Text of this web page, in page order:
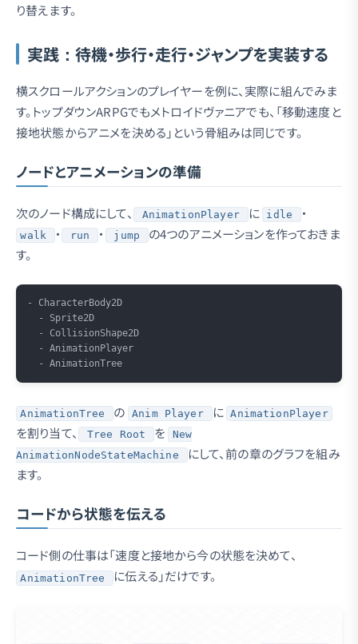
り替えます。
実践：待機・歩行・走行・ジャンプを実装する
横スクロールアクションのプレイヤーを例に、実際に組んでみま
す。トップダウンARPGでもメトロイドヴァニアでも、「移動速度と
接地状態からアニメを決める」という骨組みは同じです。
ノードとアニメーションの準備
次のノード構成にして、 AnimationPlayer に idle ・
walk ・ run ・ jump
の4つのアニメーションを作っておきま
す。
- CharacterBody2D
  - Sprite2D
  - CollisionShape2D
  - AnimationPlayer
AnimationTree の Anim Player に AnimationPlayer
を割り当て、 Tree Root を New
AnimationNodeStateMachine
にして、前の章のグラフを組み
ます。
コードから状態を伝える
コード側の仕事は「速度と接地から今の状態を決めて、
AnimationTree に伝える」だけです。